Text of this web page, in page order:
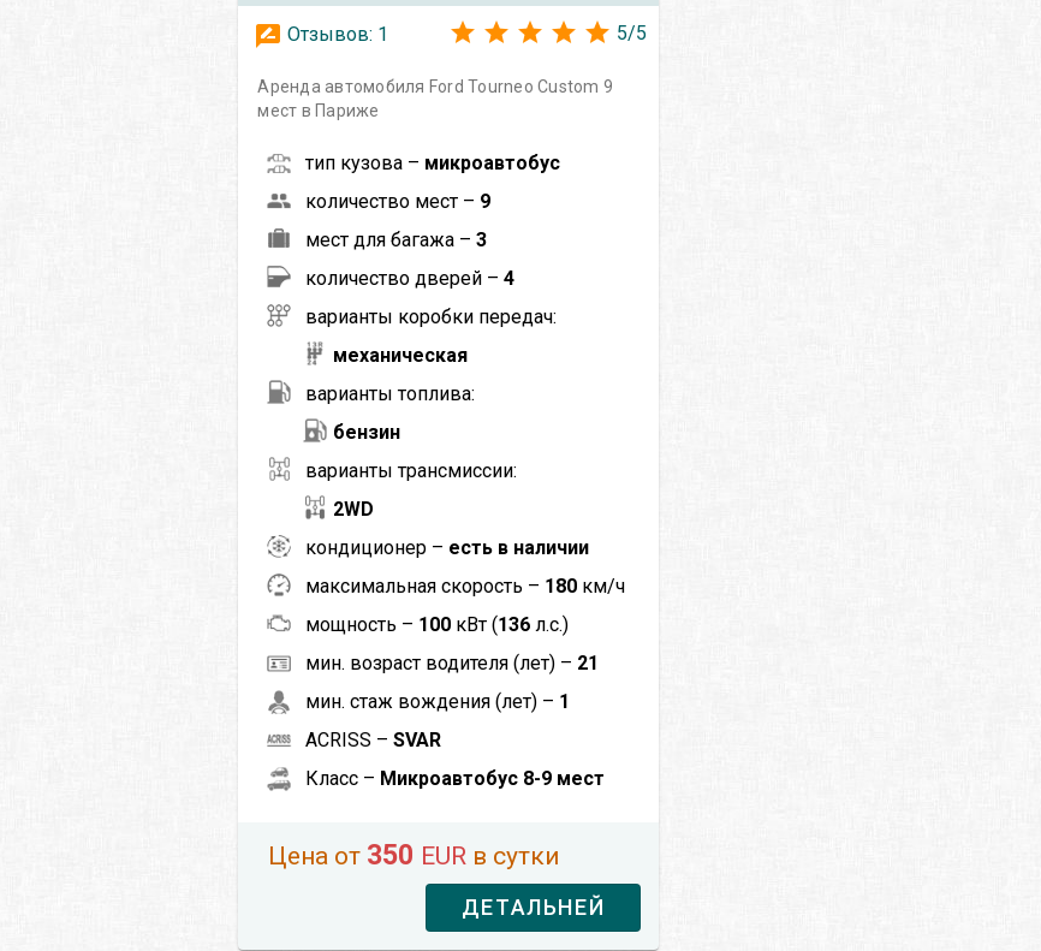
Отзывов: 1 5/5
Аренда автомобиля Ford Tourneo Custom 9
мест в Париже
тип кузова – микроавтобус
количество мест – 9
мест для багажа –3
количество дверей –4
варианты коробки передач:
механическая
варианты топлива:
бензин
варианты трансмиссии:
2WD
кондиционер – есть в наличии
максимальная скорость – 180 км/ч
мощность – 100 кВт (136 л.с.)
мин. возраст водителя (лет) – 21
мин. стаж вождения (лет) – 1
ACRISS –SVAR
Класс – Микроавтобус 8-9 мест
Цена от 350 EUR в сутки
ДЕТАЛЬНЕЙ